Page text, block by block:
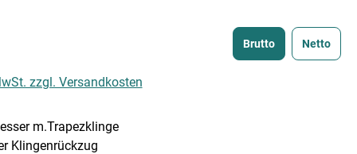
Brutto Netto
zzgl. Versandkosten
m.Trapezklinge
Klingenrückzug